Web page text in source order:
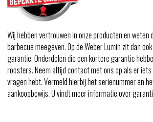
Wij hebben vertrouwen in onze producten en weten
barbecue meegeven. Op de Weber Lumin zit dan
garantie. Onderdelen die een kortere garantie
roosters. Neem altijd contact met ons op als er
vragen hebt. Vermeld hierbij het serienummer en
aankoopbewijs. U vindt meer informatie over